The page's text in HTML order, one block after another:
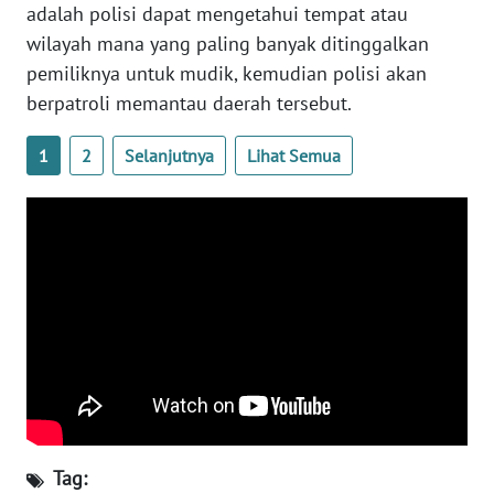
adalah polisi dapat mengetahui tempat atau
wilayah mana yang paling banyak ditinggalkan
pemiliknya untuk mudik, kemudian polisi akan
berpatroli memantau daerah tersebut.
1 2 Selanjutnya Lihat Semua
Tag:
WN
SULBAR
WN